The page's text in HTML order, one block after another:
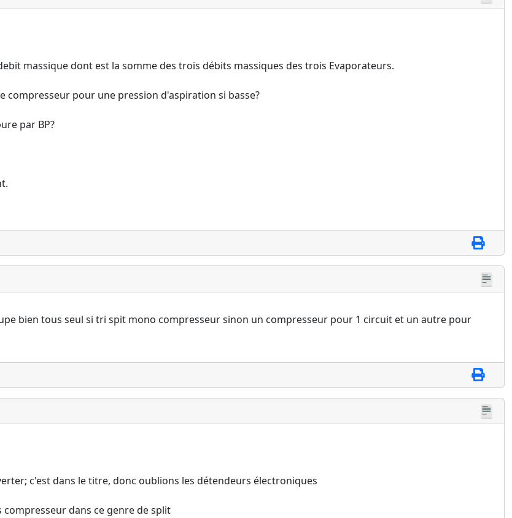
massique dont est la somme des trois débits massiques des trois Evaporateurs.
compresseur pour une pression d'aspiration si basse?
par BP?
bien tous seul si tri spit mono compresseur sinon un compresseur pour 1 circuit et un autre pour
c'est dans le titre, donc oublions les détendeurs électroniques
dans ce genre de split